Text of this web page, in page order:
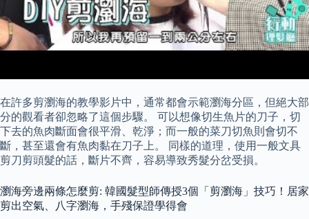
在許多剪瀏海的教學影片中，通常都會示範瀏海分區，但絕大部
分的觀看者卻忽略了這個步驟。 可以想像切生魚片的刀子，切
下去的魚肉斷面會很平滑、乾淨；而一般的菜刀切魚則會切不
斷，甚至還會有魚肉黏在刀子上。 同樣的道理，使用一般文具
剪刀剪頭髮的話，斷片不齊，容易導致秀髮分岔受損。
瀏海旁邊兩條怎麼剪: 韓國髮型師傳授3個「剪瀏海」技巧！居家
剪出空氣、八字瀏海，手殘保證學得會